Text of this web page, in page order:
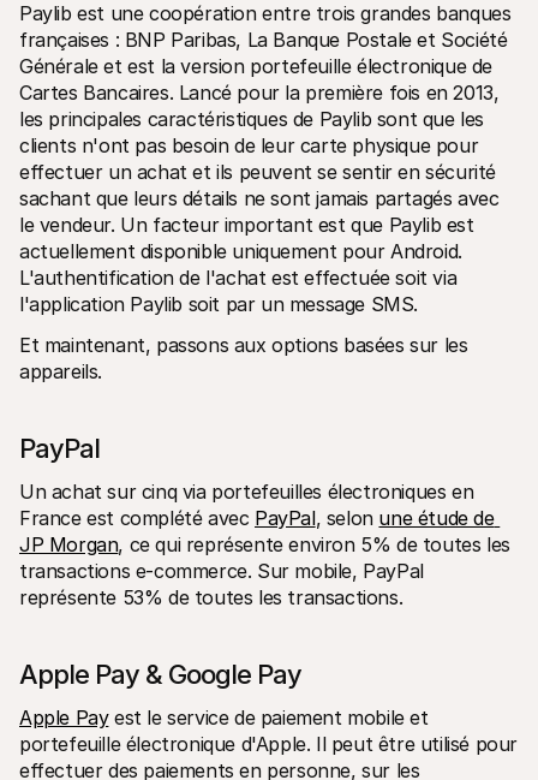
Paylib est une coopération entre trois grandes banques
françaises : BNP Paribas, La Banque Postale et Société
Générale et est la version portefeuille électronique de
Cartes Bancaires. Lancé pour la première fois en 2013,
les principales caractéristiques de Paylib sont que les
clients n'ont pas besoin de leur carte physique pour
effectuer un achat et ils peuvent se sentir en sécurité
sachant que leurs détails ne sont jamais partagés avec
le vendeur. Un facteur important est que Paylib est
actuellement disponible uniquement pour Android.
L'authentification de l'achat est effectuée soit via
l'application Paylib soit par un message SMS.
Et maintenant, passons aux options basées sur les
appareils.
PayPal
Un achat sur cinq via portefeuilles électroniques en
France est complété avec PayPal, selon une étude de
JP Morgan, ce qui représente environ 5% de toutes les
transactions e-commerce. Sur mobile, PayPal
représente 53% de toutes les transactions.
Apple Pay & Google Pay
Apple Pay est le service de paiement mobile et
portefeuille électronique d'Apple. Il peut être utilisé pour
effectuer des paiements en personne, sur les